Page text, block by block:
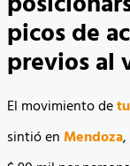
picos de
previos al
El movimiento de
sintió enMendoza,